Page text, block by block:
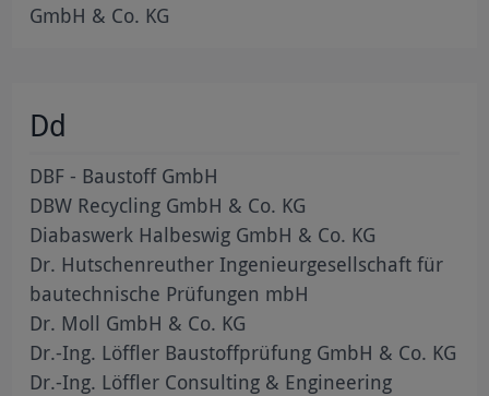
GmbH & Co. KG
Dd
DBF - Baustoff GmbH
DBW Recycling GmbH & Co. KG
Diabaswerk Halbeswig GmbH & Co. KG
Dr. Hutschenreuther Ingenieurgesellschaft für
bautechnische Prüfungen mbH
Dr. Moll GmbH & Co. KG
Dr.-Ing. Löffler Baustoffprüfung GmbH & Co. KG
Dr.-Ing. Löffler Consulting & Engineering